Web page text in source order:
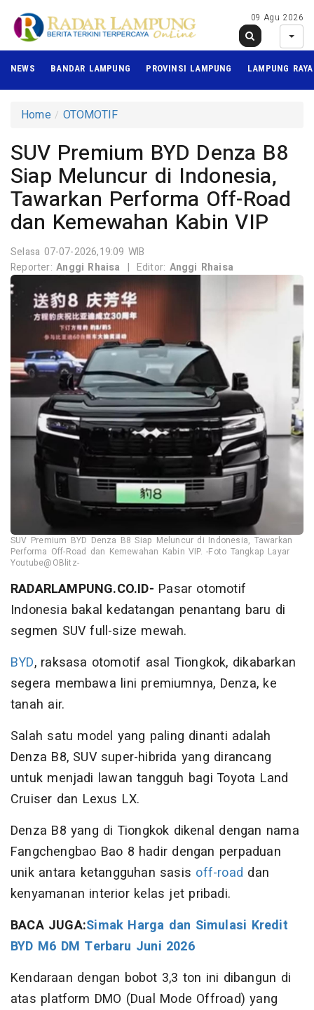
09 Agu 2026
NEWS BANDAR LAMPUNG PROVINSI LAMPUNG LAMPUNG RAYA
Home OTOMOTIF
SUV Premium BYD Denza B8
Siap Meluncur di Indonesia,
Tawarkan Performa Off-Road
dan Kemewahan Kabin VIP
Selasa 07-07-2026,19:09 WIB
Reporter:Anggi Rhaisa | Editor: Anggi Rhaisa
SUV Premium BYD Denza B8 Siap Meluncur di Indonesia, Tawarkan
Performa Off-Road dan Kemewahan Kabin VIP. -Foto Tangkap Layar
Youtube@OBlitz-
RADARLAMPUNG.CO.ID- Pasar otomotif
Indonesia bakal kedatangan penantang baru di
segmen SUV full-size mewah.
BYD, raksasa otomotif asal Tiongkok, dikabarkan
segera membawa lini premiumnya, Denza, ke
tanah air.
Salah satu model yang paling dinanti adalah
Denza B8, SUV super-hibrida yang dirancang
untuk menjadi lawan tangguh bagi Toyota Land
Cruiser dan Lexus LX.
Denza B8 yang di Tiongkok dikenal dengan nama
Fangchengbao Bao 8 hadir dengan perpaduan
unik antara ketangguhan sasis off-road dan
kenyamanan interior kelas jet pribadi.
BACA JUGA:Simak Harga dan Simulasi Kredit
BYD M6 DM Terbaru Juni 2026
Kendaraan dengan bobot 3,3 ton ini dibangun di
atas platform DMO (Dual Mode Offroad) yang